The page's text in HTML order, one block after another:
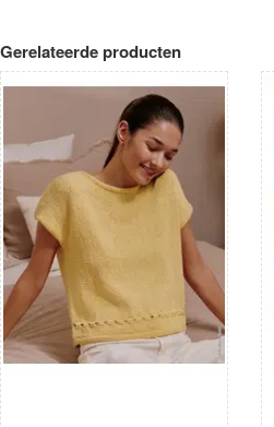
Gerelateerde producten